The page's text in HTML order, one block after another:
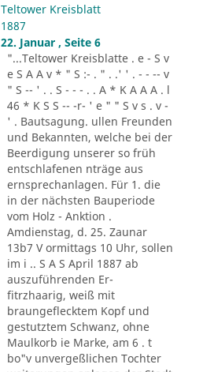
Teltower Kreisblatt
1887
22. Januar , Seite 6
"...Teltower Kreisblatte . e - S v
e S A A v * " S :- . " . .' ' . - - -- v
" S -- ' . . S - - - . . A * K A A A . l
46 * K S S -- -r- ' e " " S v s . v -
' . Bautsagung. ullen Freunden
und Bekannten, welche bei der
Beerdigung unserer so früh
entschlafenen nträge aus
ernsprechanlagen. Für 1. die
in der nächsten Bauperiode
vom Holz - Anktion .
Amdienstag, d. 25. Zaunar
13b7 V ormittags 10 Uhr, sollen
im i .. S A S April 1887 ab
auszuführenden Er-
fitrzhaarig, weiß mit
braungeflecktem Kopf und
gestutztem Schwanz, ohne
Maulkorb ie Marke, am 6 . t
bo"v unvergeßlichen Tochter